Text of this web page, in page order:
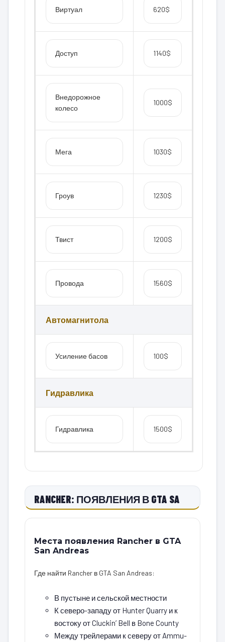
Виртуал 620$
Доступ 1140$
Внедорожное
колесо
1000$
Мега 1030$
Гроув 1230$
Твист 1200$
Провода 1560$
Автомагнитола
Усиление басов 100$
Гидравлика
Гидравлика 1500$
RANCHER: ПОЯВЛЕНИЯ В GTA SA
Места появления Rancher в GTA
San Andreas
Где найти Rancher в GTA San Andreas:
В пустыне и сельской местности
К северо-западу от Hunter Quarry и к
востоку от Cluckin’ Bell в Bone County
Между трейлерами к северу от Ammu-